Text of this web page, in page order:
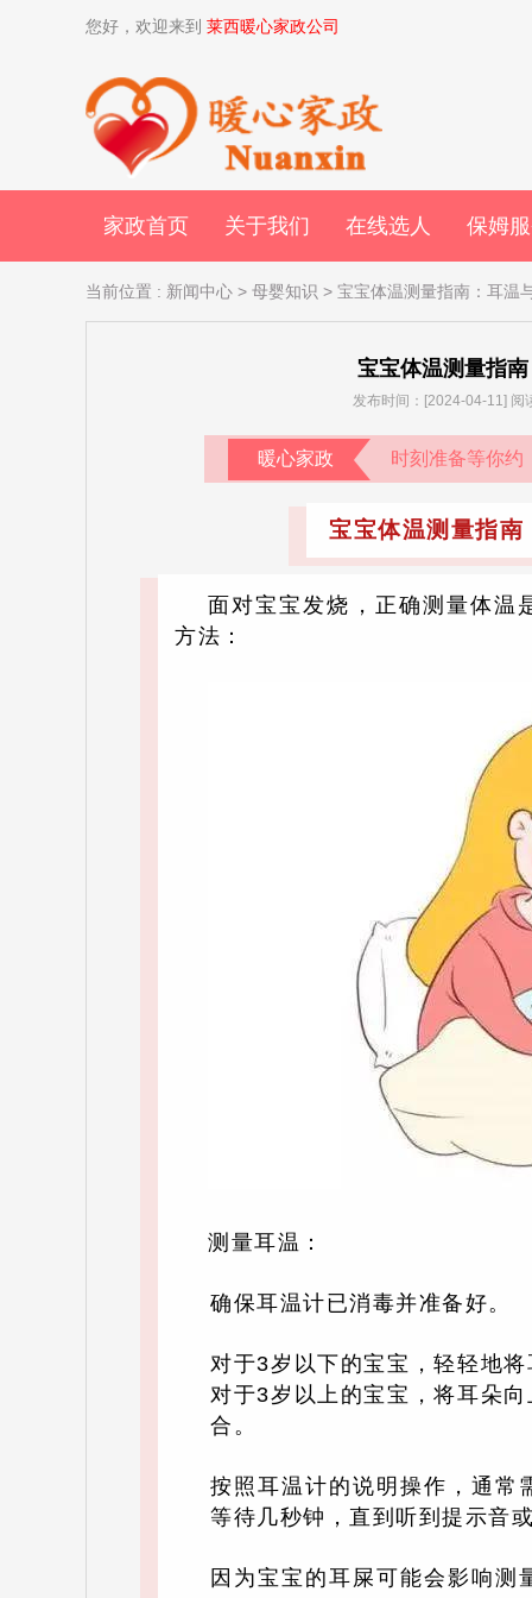
您好，欢迎来到 莱西暖心家政公司
家政首页 关于我们 在线选人 保姆
当前位置 : 新闻中心 > 母婴知识 > 宝宝体温测量指南：耳温
宝宝体温测量指
发布时间：[2024-04-11] 阅
暖心家政 时刻准备等你约
宝宝体温测量指
面对宝宝发烧，正确测量体温
方法：
测量耳温：
确保耳温计已消毒并准备好。
对于3岁以下的宝宝，轻轻地
对于3岁以上的宝宝，将耳朵
合。
按照耳温计的说明操作，通常
等待几秒钟，直到听到提示音
因为宝宝的耳屎可能会影响